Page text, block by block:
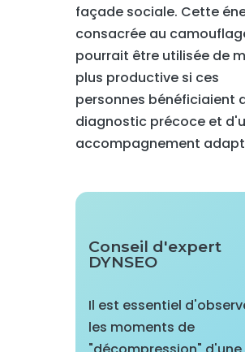
façade sociale. Cette
consacrée au
pourrait être utilisée de
plus productive si ces
personnes bénéficiaient
diagnostic précoce et
accompagnement
Conseil d'expert
DYNSEO
Il est essentiel
les moments de